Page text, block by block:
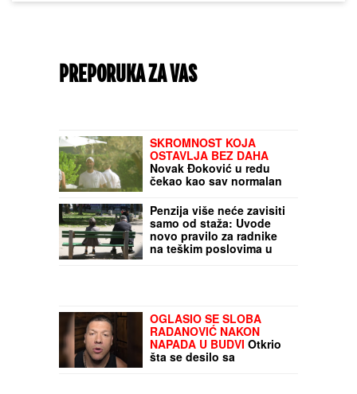
PREPORUKA ZA VAS
SKROMNOST KOJA
OSTAVLJA BEZ DAHA
Novak Đoković u redu
čekao kao sav normalan
šta Nole naručuje i kako
se ponaša na letovanju
Penzija više neće zavisiti
samo od staža: Uvode
novo pravilo za radnike
na teškim poslovima u
OGLASIO SE SLOBA
RADANOVIĆ NAKON
NAPADA U BUDVI Otkrio
šta se desilo sa